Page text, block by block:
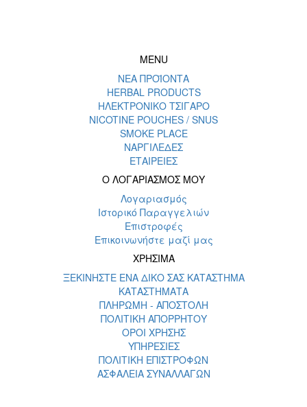
MENU
ΝΕΑ ΠΡΟΪΟΝΤΑ
HERBAL PRODUCTS
ΗΛΕΚΤΡΟΝΙΚΟ ΤΣΙΓΑΡΟ
NICOTINE POUCHES / SNUS
SMOKE PLACE
ΝΑΡΓΙΛΕΔΕΣ
ΕΤΑΙΡΕΙΕΣ
Ο ΛΟΓΑΡΙΑΣΜΟΣ ΜΟΥ
Λογαριασμός
Ιστορικό Παραγγελιών
Επιστροφές
Επικοινωνήστε μαζί μας
ΧΡΗΣΙΜΑ
ΞΕΚΙΝΗΣΤΕ ΕΝΑ ΔΙΚΟ ΣΑΣ ΚΑΤΑΣΤΗΜΑ
ΚΑΤΑΣΤΗΜΑΤΑ
ΠΛΗΡΩΜΗ - ΑΠΟΣΤΟΛΗ
ΠΟΛΙΤΙΚΗ ΑΠΟΡΡΗΤΟΥ
ΟΡΟΙ ΧΡΗΣΗΣ
ΥΠΗΡΕΣΙΕΣ
ΠΟΛΙΤΙΚΗ ΕΠΙΣΤΡΟΦΩΝ
ΑΣΦΑΛΕΙΑ ΣΥΝΑΛΛΑΓΩΝ